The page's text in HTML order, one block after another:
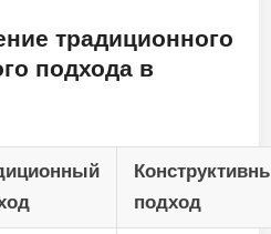
традиционного
подхода в
подход